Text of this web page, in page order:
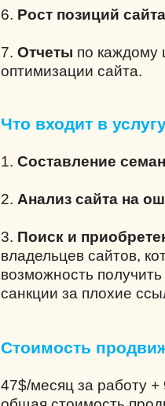
6. Рост позиций сайта
7. Отчеты по каждому
оптимизации сайта.
Что входит в
1. Составление
2. Анализ сайта на
3. Поиск и
владельцев сайтов,
возможность
санкции за плохие
Стоимость
47$/месяц за работу